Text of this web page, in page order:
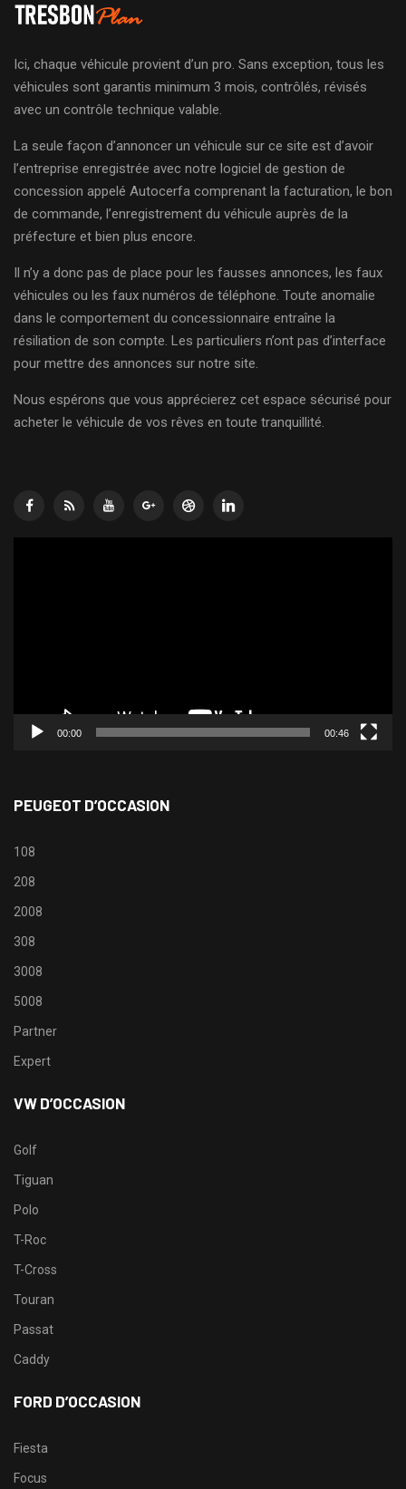
Ici, chaque véhicule provient d’un pro. Sans exception, tous les
véhicules sont garantis minimum 3 mois, contrôlés, révisés
avec un contrôle technique valable.
La seule façon d’annoncer un véhicule sur ce site est d’avoir
l’entreprise enregistrée avec notre logiciel de gestion de
concession appelé Autocerfa comprenant la facturation, le bon
de commande, l’enregistrement du véhicule auprès de la
préfecture et bien plus encore.
Il n’y a donc pas de place pour les fausses annonces, les faux
véhicules ou les faux numéros de téléphone. Toute anomalie
dans le comportement du concessionnaire entraîne la
résiliation de son compte. Les particuliers n’ont pas d’interface
pour mettre des annonces sur notre site.
Nous espérons que vous apprécierez cet espace sécurisé pour
acheter le véhicule de vos rêves en toute tranquillité.
00:00 00:46
PEUGEOT D’OCCASION
108
208
2008
308
3008
5008
Partner
Expert
VW D’OCCASION
Golf
Tiguan
Polo
T-Roc
T-Cross
Touran
Passat
Caddy
FORD D’OCCASION
Fiesta
Focus